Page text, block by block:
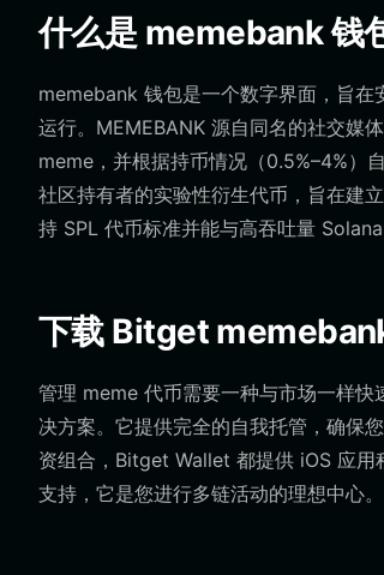
什么是 memebank 钱
memebank 钱包是一个数字界面，旨
运行。MEMEBANK 源自同名的社交媒
meme，并根据持币情况（0.5%–4%）
社区持有者的实验性衍生代币，旨在建
持 SPL 代币标准并能与高吞吐量 Solana
下载 Bitget
管理 meme 代币需要一种与市场一样
决方案。它提供完全的自我托管，确保
资组合，Bitget Wallet 都提供 iOS 应
支持，它是您进行多链活动的理想中心